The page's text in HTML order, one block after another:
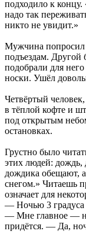
подходило к
надо так
никто не увидит.»
Мужчина попросил
подъездам. Другой
подобрали для
носки. Ушёл
Четвёртый
в тёплой кофте и
под открытым
остановках.
Грустно было
этих людей:
дождика обещают,
снегом.» Читаешь
означает для
— Ночью 3
— Мне главное —
придётся. — Да,